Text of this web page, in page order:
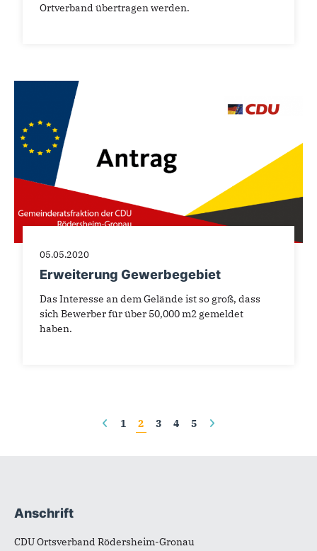
Ortverband übertragen werden.
05.05.2020
Erweiterung Gewerbegebiet
Das Interesse an dem Gelände ist so groß, dass
sich Bewerber für über 50,000 m2 gemeldet
haben.
1 2 3 4 5
Fußbereich
Anschrift
CDU Ortsverband Rödersheim-Gronau